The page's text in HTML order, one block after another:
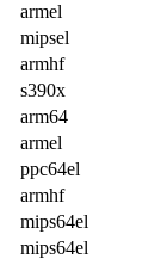
armel
mipsel
armhf
s390x
arm64
armel
ppc64el
armhf
mips64el
mips64el